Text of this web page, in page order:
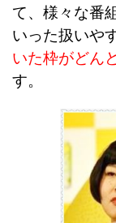
て、様々な番
いった扱いや
いた枠がどん
す。